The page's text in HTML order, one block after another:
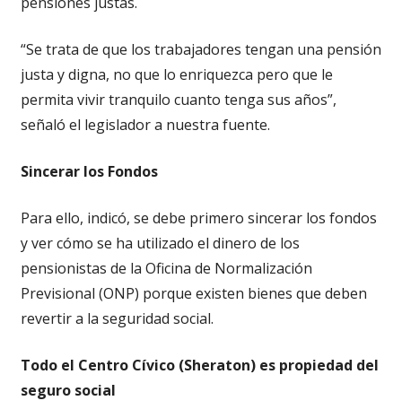
“Se trata de que los trabajadores tengan una pensión
justa y digna, no que lo enriquezca pero que le
permita vivir tranquilo cuanto tenga sus años”,
señaló el legislador a nuestra fuente.
Sincerar los Fondos
Para ello, indicó, se debe primero sincerar los fondos
y ver cómo se ha utilizado el dinero de los
pensionistas de la Oficina de Normalización
Previsional (ONP) porque existen bienes que deben
revertir a la seguridad social.
Todo el Centro Cívico (Sheraton) es propiedad del
seguro social